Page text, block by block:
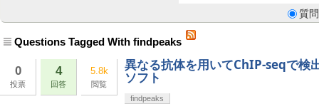
質問
Questions Tagged With findpeaks
0
投票
4
回答
5.8k
閲覧
異なる抗体を用いてChIP-seqで検
ソフト
findpeaks